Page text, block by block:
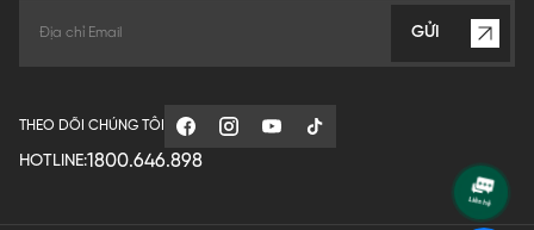
GỬI
THEO DÕI CHÚNG TÔI
HOTLINE:1800.646.898